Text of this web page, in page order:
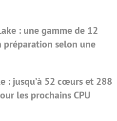
: une gamme de 12
préparation selon une
: jusqu’à 52 cœurs et 288
les prochains CPU